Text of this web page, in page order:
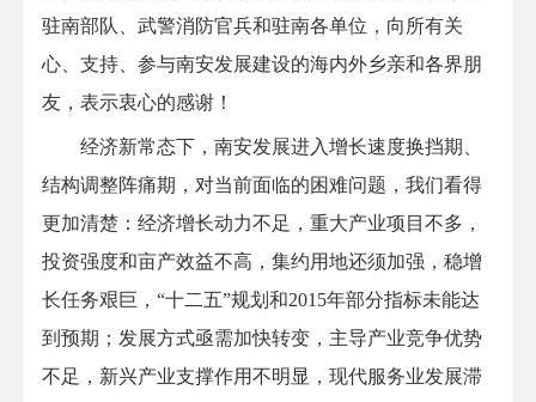
驻南部队、武警消防官兵和驻南各单位，向所有关
心、支持、参与南安发展建设的海内外乡亲和各界朋
友，表示衷心的感谢！
经济新常态下，南安发展进入增长速度换挡期、
结构调整阵痛期，对当前面临的困难问题，我们看得
更加清楚：经济增长动力不足，重大产业项目不多，
投资强度和亩产效益不高，集约用地还须加强，稳增
长任务艰巨，“十二五”规划和2015年部分指标未能达
到预期；发展方式亟需加快转变，主导产业竞争优势
不足，新兴产业支撑作用不明显，现代服务业发展滞